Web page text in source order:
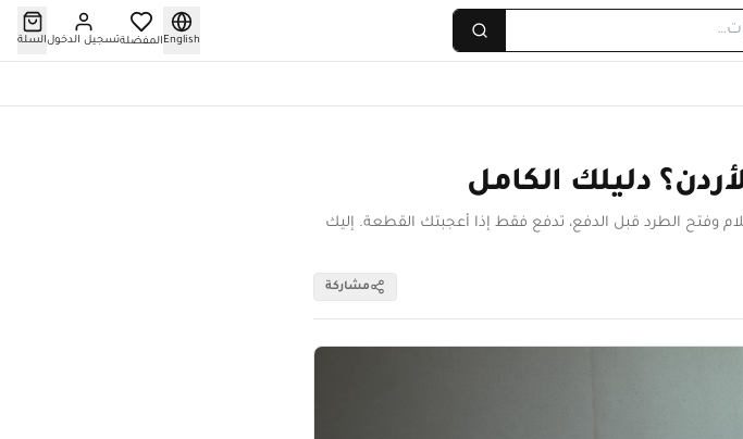
Englishالمفضلةتسجيل الدخولالسلة
دليلك الكامل
وفتح الطرد قبل الدفع، تدفع فقط إذا أعجبتك القطعة. إليك
مشاركة